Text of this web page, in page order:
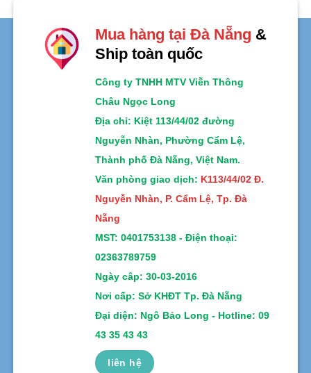
Mua hàng tại Đà Nẵng &
Ship toàn quốc
Công ty TNHH MTV Viễn Thông
Châu Ngọc Long
Địa chỉ: Kiệt 113/44/02 đường
Nguyễn Nhàn, Phường Cẩm Lệ,
Thành phố Đà Nẵng, Việt Nam.
Văn phòng giao dịch: K113/44/02 Đ.
Nguyễn Nhàn, P. Cẩm Lệ, Tp. Đà
Nẵng
MST: 0401753138 - Điện thoại:
02363789759
Ngày câp: 30-03-2016
Nơi cấp: Sở KHĐT Tp. Đà Nẵng
Đại diện: Ngô Bảo Long - Hotline: 09
43 35 43 43
liên hệ